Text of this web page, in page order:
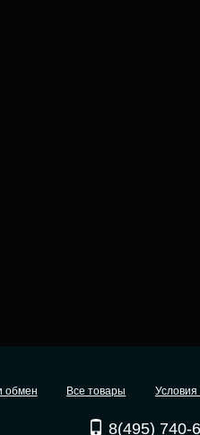
обмен Все товары
8(495) 740-